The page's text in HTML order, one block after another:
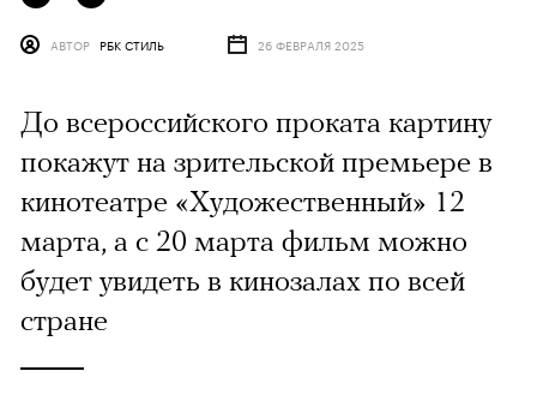
АВТОР РБК СТИЛЬ 26 ФЕВРАЛЯ 2025
До всероссийского проката картину
покажут на зрительской премьере в
кинотеатре «Художественный» 12
марта, а с 20 марта фильм можно
будет увидеть в кинозалах по всей
стране